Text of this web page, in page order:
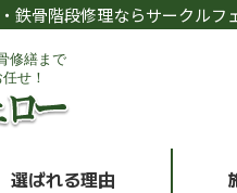
鉄骨階段修理ならサークルフ
選ばれる理由